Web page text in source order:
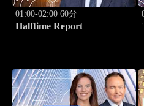
01:00-02:00 60分
Halftime Report